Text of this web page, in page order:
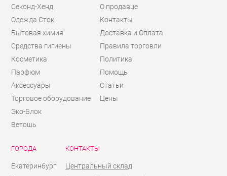
Секонд-Хенд
Одежда Сток
Бытовая химия
Средства гигиены
Косметика
Парфюм
Аксессуары
Торговое оборудование
Эко-Блок
Ветошь
О продавце
Контакты
Доставка и Оплата
Правила торговли
Политика
Помощь
Статьи
Цены
ГОРОДА
Екатеринбург
КОНТАКТЫ
Центральный склад